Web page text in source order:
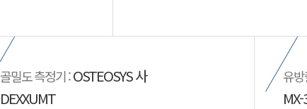
골밀도 측정기 :OSTEOSYS 사
DEXXUMT
유